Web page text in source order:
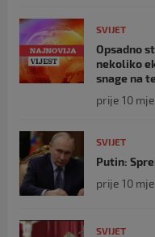
SVIJET
Opsadno
nekoliko
snage na
prije 10
SVIJET
Putin:
prije 10
SVIJET